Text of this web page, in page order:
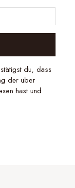
du, dass
der über
hast und